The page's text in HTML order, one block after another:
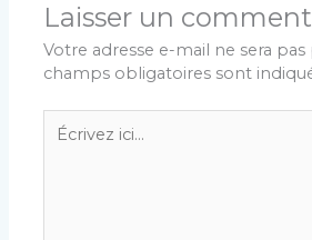
Laisser un
Votre adresse e-mail ne sera pas
champs obligatoires sont
Écrivez
ici…